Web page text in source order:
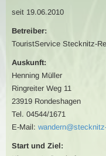
seit 19.06.2010
Betreiber:
TouristService Stecknitz-
Auskunft:
Henning Müller
Ringreiter Weg 11
23919 Rondeshagen
Tel. 04544/1671
E-Mail:
Start und Ziel: